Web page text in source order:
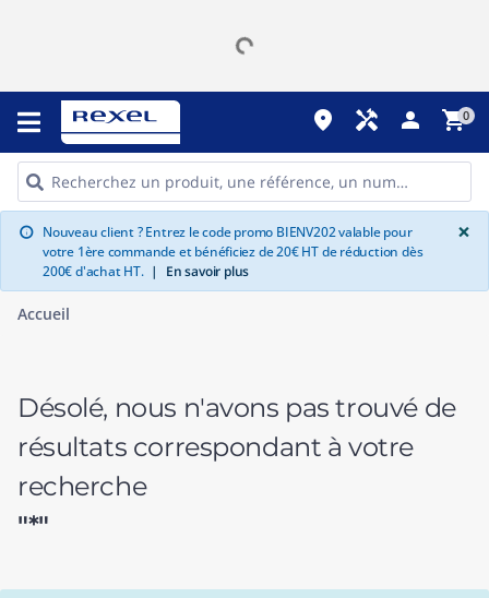
place handyman person shopping_cart0
info Nouveau client ? Entrez le code promo BIENV202 valable pour
votre 1ère commande et bénéficiez de 20€ HT de réduction dès
200€ d'achat HT. | En savoir plus
×
Accueil
Désolé, nous n'avons pas trouvé de
résultats correspondant à votre
recherche
"*"